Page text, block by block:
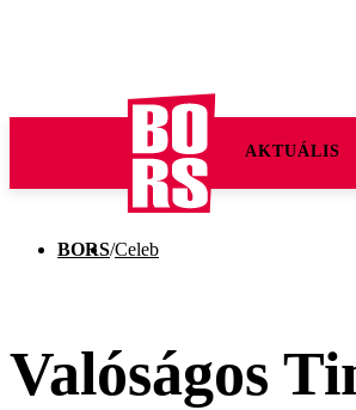
AKTUÁLIS
BORS/Celeb
Valóságos